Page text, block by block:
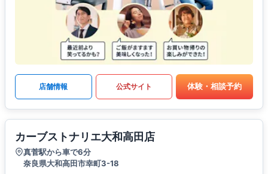
店舗情報 公式サイト 体験・相談予約
カーブストナリエ大和高田店
真菅駅から車で6分
奈良県大和高田市幸町3-18